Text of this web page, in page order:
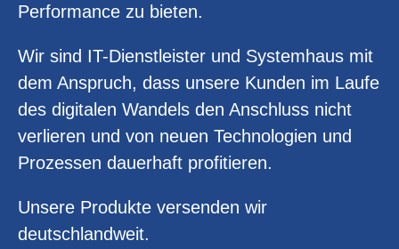
Performance zu bieten.
Wir sind IT-Dienstleister und Systemhaus mit
dem Anspruch, dass unsere Kunden im Laufe
des digitalen Wandels den Anschluss nicht
verlieren und von neuen Technologien und
Prozessen dauerhaft profitieren.
Unsere Produkte versenden wir
deutschlandweit.